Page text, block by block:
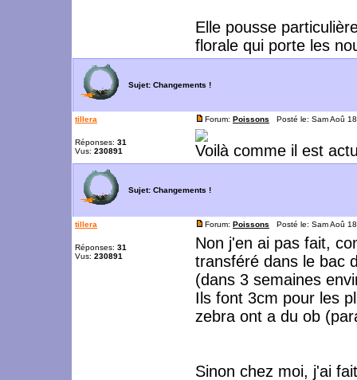
Elle pousse
florale qui porte les
Sujet: Changements !
tillera
Réponses: 31
Vus: 230891
Forum: Poissons Posté le: Sam Aoû
Voilà comme il est
Sujet: Changements !
tillera
Réponses: 31
Vus: 230891
Forum: Poissons Posté le: Sam Aoû
Non j'en ai pas fait,
transféré dans le bac
(dans 3 semaines
Ils font 3cm pour les
zebra ont a du ob
Sinon chez moi, j'ai